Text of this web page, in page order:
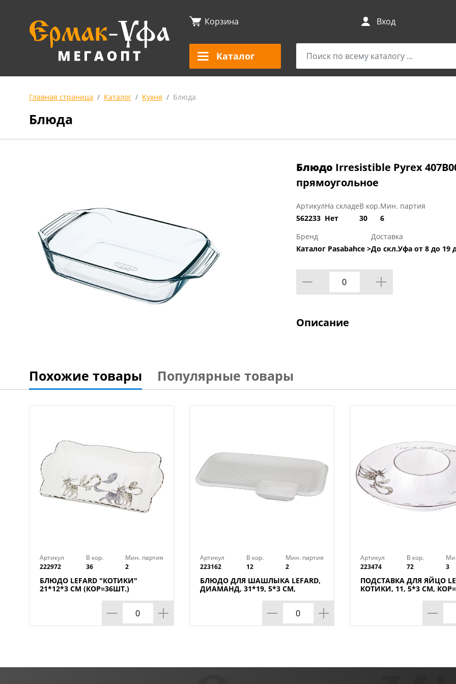
Корзина Вход
Каталог
Главная страница Каталог Кухня Блюда
Блюда
Блюдо Irresistible Pyrex
прямоугольное
Артикул
562233
На складе
Нет
В кор.
30
Мин. партия
6
Бренд
Каталог Pasabahce >
Доставка
До скл.Уфа от 8 до 19
Описание
Похожие товары Популярные товары
Артикул
222972
В кор.
36
Мин. партия
2
БЛЮДО LEFARD "КОТИКИ"
21*12*3 СМ (КОР=36ШТ.)
Артикул
223162
В кор.
12
Мин. партия
2
БЛЮДО ДЛЯ ШАШЛЫКА LEFARD,
ДИАМАНД, 31*19, 5*3 СМ,
Артикул
223474
В кор.
72
3
ПОДСТАВКА ДЛЯ ЯЙЦО
КОТИКИ, 11, 5*3 СМ,